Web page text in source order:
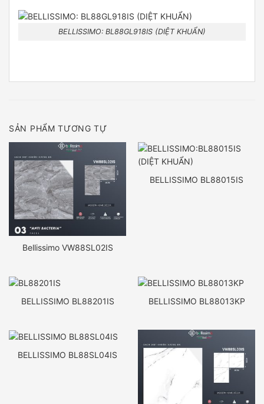
BELLISSIMO: BL88GL918IS (DIỆT KHUẨN)
SẢN PHẨM TƯƠNG TỰ
Bellissimo VW88SL02IS
BELLISSIMO BL88015IS
BELLISSIMO BL88201IS BELLISSIMO BL88013KP
BELLISSIMO BL88SL04IS